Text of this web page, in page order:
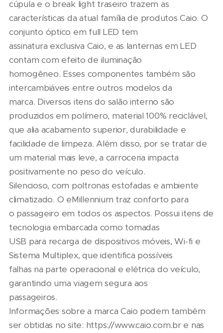
cúpula e o break light traseiro trazem as
características da atual família de produtos Caio. O
conjunto óptico em full LED tem
assinatura exclusiva Caio, e as lanternas em LED
contam com efeito de iluminação
homogêneo. Esses componentes também são
intercambiáveis entre outros modelos da
marca. Diversos itens do salão interno são
produzidos em polímero, material 100% reciclável,
que alia acabamento superior, durabilidade e
facilidade de limpeza. Além disso, por se tratar de
um material mais leve, a carroceria impacta
positivamente no peso do veículo.
Silencioso, com poltronas estofadas e ambiente
climatizado. O eMillennium traz conforto para
o passageiro em todos os aspectos. Possui itens de
tecnologia embarcada como tomadas
USB para recarga de dispositivos móveis, Wi-fi e
Sistema Multiplex, que identifica possíveis
falhas na parte operacional e elétrica do veículo,
garantindo uma viagem segura aos
passageiros.
Informações sobre a marca Caio podem também
ser obtidas no site: https://www.caio.com.br e nas